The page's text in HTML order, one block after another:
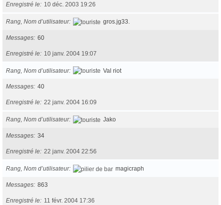
Enregistré le 10 déc. 2003 19:26
Rang, Nom d’utilisateur gros.jg33.
Messages 60
Enregistré le 10 janv. 2004 19:07
Rang, Nom d’utilisateur Val riot
Messages 40
Enregistré le 22 janv. 2004 16:09
Rang, Nom d’utilisateur Jako
Messages 34
Enregistré le 22 janv. 2004 22:56
Rang, Nom d’utilisateur magicraph
Messages 863
Enregistré le 11 févr. 2004 17:36